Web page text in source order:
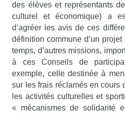
des élèves et représentants
culturel et économique) a
d’agréer les avis de ces
définition commune d’un
temps, d’autres missions,
à ces Conseils de
exemple, celle destinée à
sur les frais réclamés en cours
les activités culturelles et
« mécanismes de solidarité